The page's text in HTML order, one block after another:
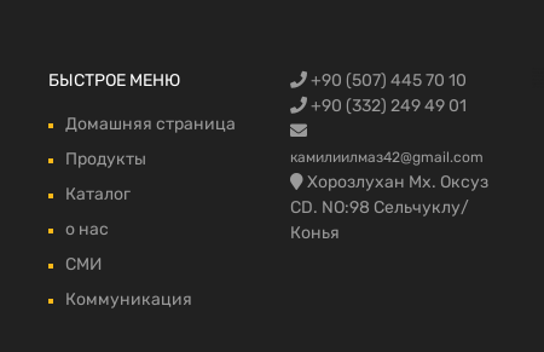
БЫСТРОЕ МЕНЮ
Домашняя страница
Продукты
Каталог
о нас
СМИ
Коммуникация
+90 (507) 445 70 10
+90 (332) 249 49 01
камилиилмаз42@gmail.com
Хорозлухан Мх. Оксуз
CD. NO:98 Сельчуклу/
Конья